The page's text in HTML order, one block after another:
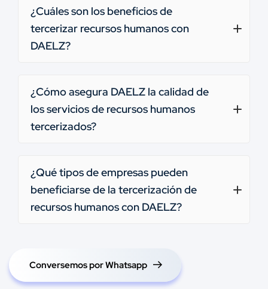
¿Cuáles son los beneficios de
tercerizar recursos humanos con
DAELZ?
¿Cómo asegura DAELZ la calidad de
los servicios de recursos humanos
tercerizados?
¿Qué tipos de empresas pueden
beneficiarse de la tercerización de
recursos humanos con DAELZ?
Conversemos por Whatsapp